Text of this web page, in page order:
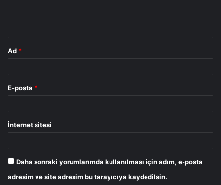
Ad *
E-posta *
İnternet sitesi
Daha sonraki yorumlarımda kullanılması için adım, e-posta
adresim ve site adresim bu tarayıcıya kaydedilsin.